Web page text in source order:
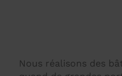
Nous réalisons des